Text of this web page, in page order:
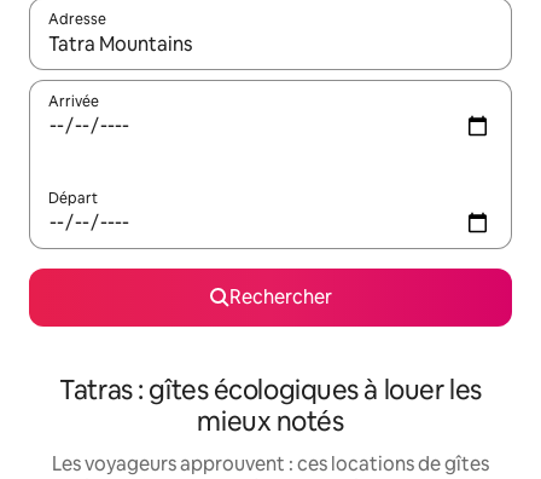
Adresse
Lorsque les résultats s'affichent, utilisez les flèches vers le
Arrivée
Départ
Rechercher
Tatras : gîtes écologiques à louer les
mieux notés
Les voyageurs approuvent : ces locations de gîtes